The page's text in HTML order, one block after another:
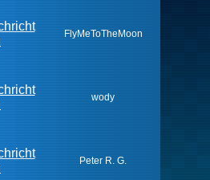
FlyMeToTheMoon
wody
Peter R. G.